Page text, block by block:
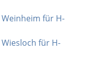
für H-
für H-